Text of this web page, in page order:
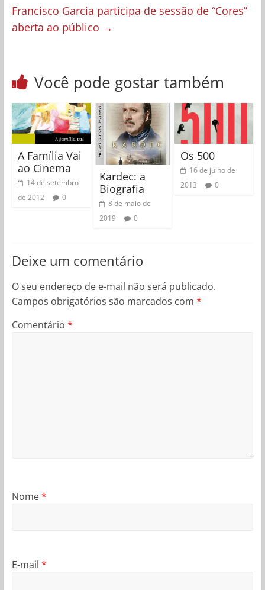
Francisco Garcia participa de sessão de “Cores”
aberta ao público →
Você pode gostar também
A Família Vai
ao Cinema
14 de setembro
de 2012
0
Kardec: a
Biografia
8 de maio de
2019
0
Os 500
16 de julho de
2013
0
Deixe um comentário
O seu endereço de e-mail não será publicado.
Campos obrigatórios são marcados com *
Comentário *
Nome*
E-mail *